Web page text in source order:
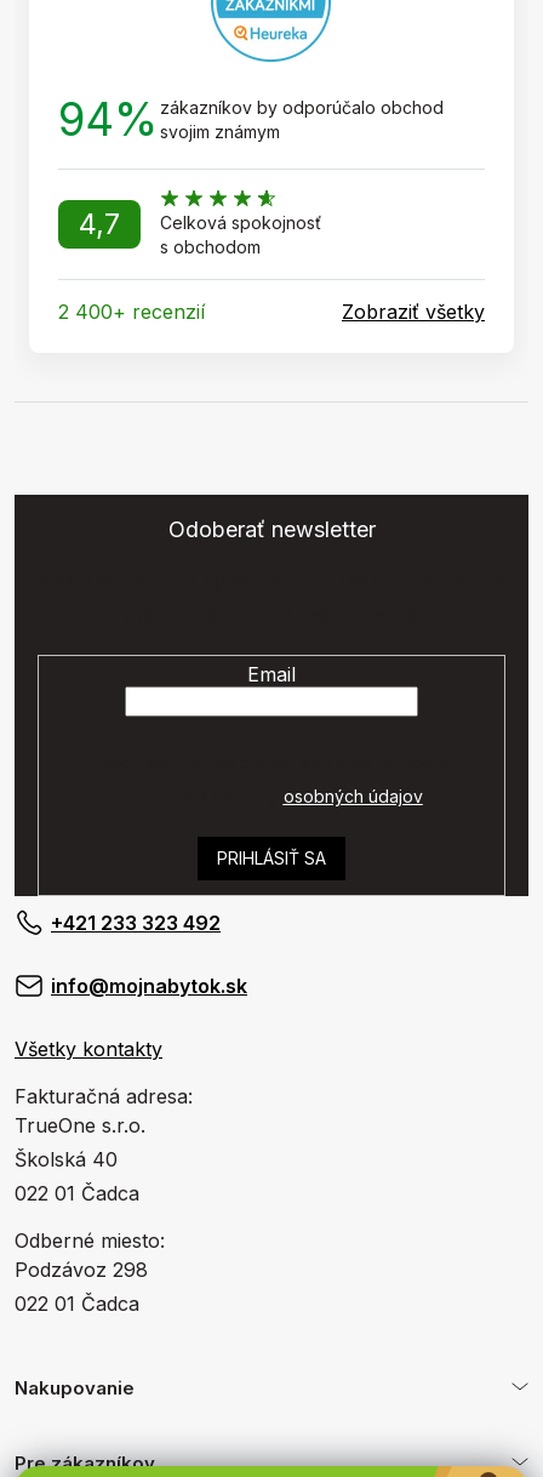
94% zákazníkov by odporúčalo obchod
svojim známym
4,7
Celková spokojnosť
s obchodom
2 400+ recenzií Zobraziť všetky
Odoberať newsletter
Email
osobných údajov.
PRIHLÁSIŤ SA
+421 233 323 492
info@mojnabytok.sk
Všetky kontakty
Fakturačná adresa:
TrueOne s.r.o.
Školská 40
022 01 Čadca
Odberné miesto:
Podzávoz 298
022 01 Čadca
Nakupovanie
Pre zákazníkov